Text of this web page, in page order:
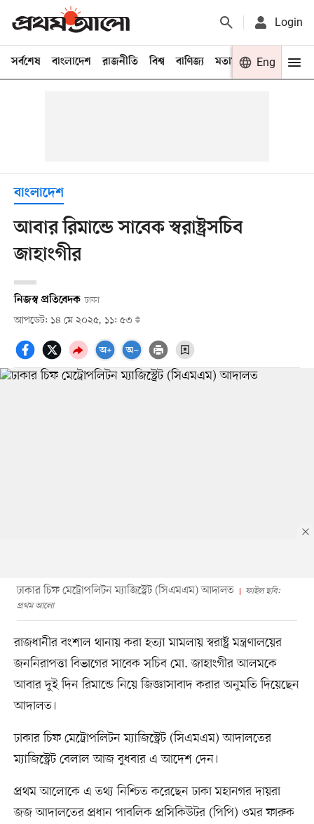
Login
সর্বশেষ বাংলাদেশ রাজনীতি বিশ্ব বাণিজ্য মতামত খেলা
Eng
বাংলাদেশ
আবার রিমান্ডে সাবেক স্বরাষ্ট্রসচিব
জাহাংগীর
নিজস্ব প্রতিবেদক ঢাকা
আপডেট: ১৪ মে ২০২৫, ১১: ৫৩
ঢাকার চিফ মেট্রোপলিটন ম্যাজিস্ট্রেট (সিএমএম) আদালত
ফাইল ছবি:
প্রথম আলো
রাজধানীর বংশাল থানায় করা হত্যা মামলায় স্বরাষ্ট্র মন্ত্রণালয়ের
জননিরাপত্তা বিভাগের সাবেক সচিব মো. জাহাংগীর আলমকে
আবার দুই দিন রিমান্ডে নিয়ে জিজ্ঞাসাবাদ করার অনুমতি দিয়েছেন
আদালত।
ঢাকার চিফ মেট্রোপলিটন ম্যাজিস্ট্রেট (সিএমএম) আদালতের
ম্যাজিস্ট্রেট বেলাল আজ বুধবার এ আদেশ দেন।
প্রথম আলোকে এ তথ্য নিশ্চিত করেছেন ঢাকা মহানগর দায়রা
জজ আদালতের প্রধান পাবলিক প্রসিকিউটর (পিপি) ওমর ফারুক